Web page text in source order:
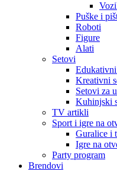
Puške i
Roboti
Figure
Alati
Setovi
Kreativni
Setovi za
Kuhinjski
TV artikli
Sport i igre na
Guralice i
Igre na
Party program
Brendovi